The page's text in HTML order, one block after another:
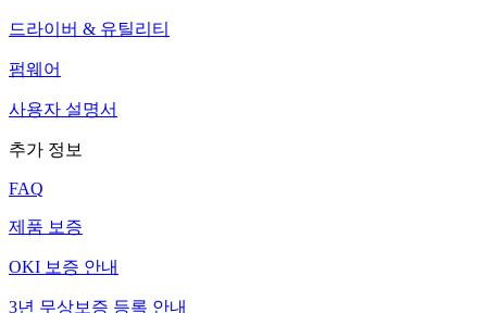
드라이버 & 유틸리티
펌웨어
사용자 설명서
추가 정보
FAQ
제품 보증
OKI 보증 안내
3년 무상보증 등록 안내